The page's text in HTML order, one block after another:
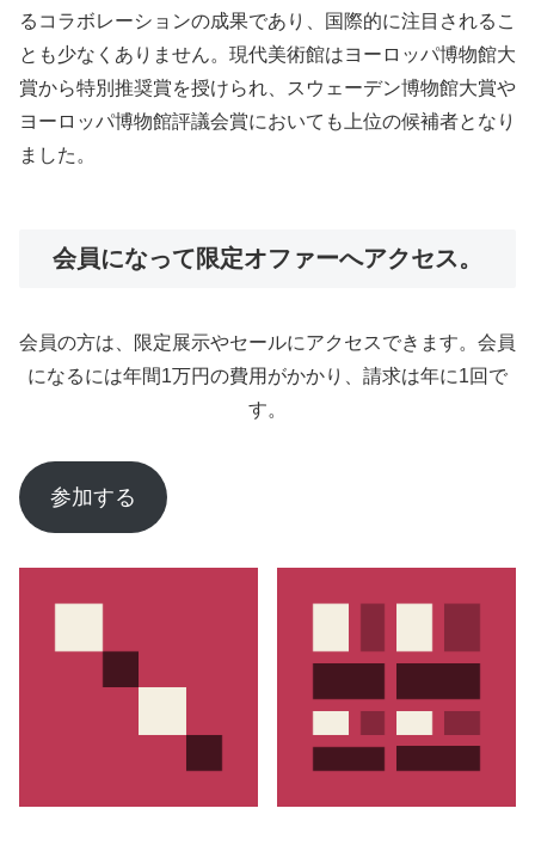
るコラボレーションの成果であり、国際的に注目されるこ
とも少なくありません。現代美術館はヨーロッパ博物館大
賞から特別推奨賞を授けられ、スウェーデン博物館大賞や
ヨーロッパ博物館評議会賞においても上位の候補者となり
ました。
会員になって限定オファーへアクセス。
会員の方は、限定展示やセールにアクセスできます。会員
になるには年間1万円の費用がかかり、請求は年に1回で
す。
参加する